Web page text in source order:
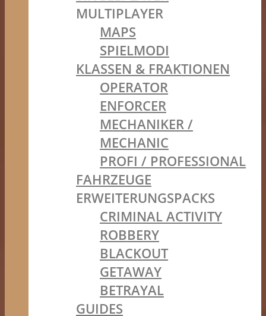
MULTIPLAYER
MAPS
SPIELMODI
KLASSEN & FRAKTIONEN
OPERATOR
ENFORCER
MECHANIKER /
MECHANIC
PROFI / PROFESSIONAL
FAHRZEUGE
ERWEITERUNGSPACKS
CRIMINAL ACTIVITY
ROBBERY
BLACKOUT
GETAWAY
BETRAYAL
GUIDES